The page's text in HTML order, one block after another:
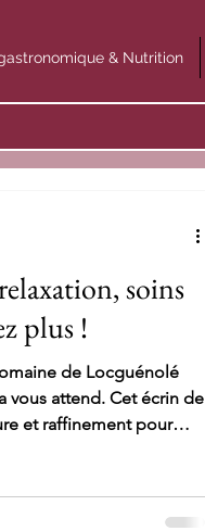
& Nutrition
soins
plus !
de Locguénolé
vous attend. Cet écrin de
et raffinement pour